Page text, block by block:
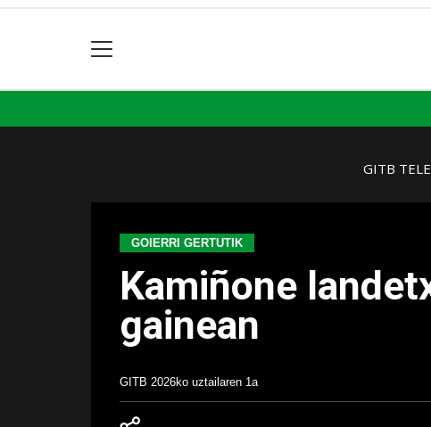
GITB
GOIERRI GERTUTIK
Kamiñone
gainean
GITB 2026ko uztailaren 1a